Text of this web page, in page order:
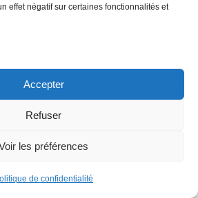
effet négatif sur certaines fonctionnalités et
Accepter
Refuser
les préférences
de confidentialité